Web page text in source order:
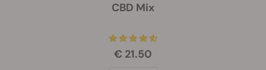
CBD Mix
€ 21.50